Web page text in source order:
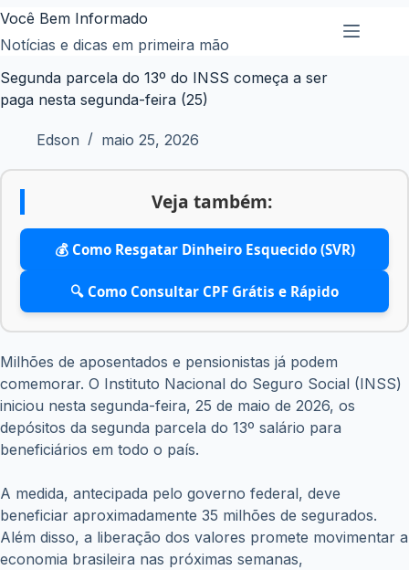
Pular
para
conteúdo
Você Bem Informado
Notícias e dicas em primeira mão
Segunda parcela do 13º do INSS começa a ser
paga nesta segunda-feira (25)
Edson maio 25, 2026
Veja também:
💰 Como Resgatar Dinheiro Esquecido (SVR)
🔍 Como Consultar CPF Grátis e Rápido
Milhões de aposentados e pensionistas já podem
comemorar. O Instituto Nacional do Seguro Social (INSS)
iniciou nesta segunda-feira, 25 de maio de 2026, os
depósitos da segunda parcela do 13º salário para
beneficiários em todo o país.
A medida, antecipada pelo governo federal, deve
beneficiar aproximadamente 35 milhões de segurados.
Além disso, a liberação dos valores promete movimentar a
economia brasileira nas próximas semanas,